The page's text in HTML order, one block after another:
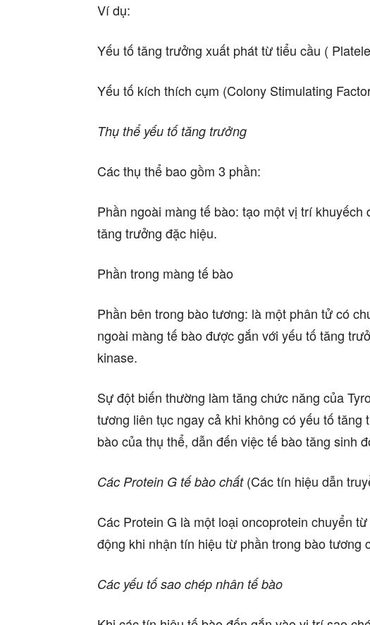
Ví dụ:
Yếu tố tăng trưởng xuất phát từ tiểu cầu (
Yếu tố kích thích cụm (Colony Stimulating
Thụ thể yếu tố tăng trưởng
Các thụ thể bao gồm 3 phần:
Phần ngoài màng tế bào: tạo một vị trí
tăng trưởng đặc hiệu.
Phần trong màng tế bào
Phần bên trong bào tương: là một phân tử có
ngoài màng tế bào được gắn với yếu tố tăng
kinase.
Sự đột biến thường làm tăng chức năng của
tương liên tục ngay cả khi không có yếu tố
bào của thụ thể, dẫn đến việc tế bào tăng sinh
Các Protein G tế bào chất(Các tín hiệu dẫn
Các Protein G là một loại oncoprotein chuyển
động khi nhận tín hiệu từ phần trong bào tương
Các yếu tố sao chép nhân tế bào